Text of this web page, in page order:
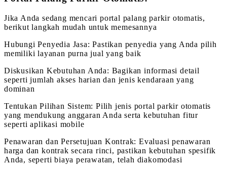
Jika Anda sedang mencari portal palang parkir otomatis,
berikut langkah mudah untuk memesannya
Hubungi Penyedia Jasa: Pastikan penyedia yang Anda pilih
memiliki layanan purna jual yang baik
Diskusikan Kebutuhan Anda: Bagikan informasi detail
seperti jumlah akses harian dan jenis kendaraan yang
dominan
Tentukan Pilihan Sistem: Pilih jenis portal parkir otomatis
yang mendukung anggaran Anda serta kebutuhan fitur
seperti aplikasi mobile
Penawaran dan Persetujuan Kontrak: Evaluasi penawaran
harga dan kontrak secara rinci, pastikan kebutuhan spesifik
Anda, seperti biaya perawatan, telah diakomodasi